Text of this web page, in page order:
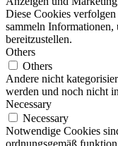
Diese Cookies
sammeln Informationen,
bereitzustellen.
Others
Others
Andere nicht
werden und noch nicht
Necessary
Necessary
Notwendige Cookies
ordnungsgemäß